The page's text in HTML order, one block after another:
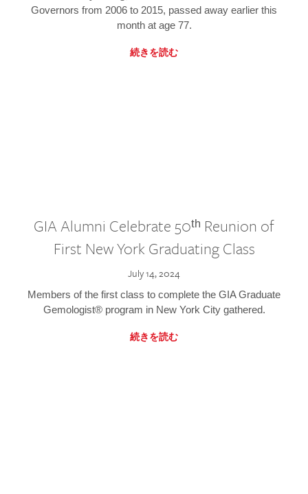
Governors from 2006 to 2015, passed away earlier this
month at age 77.
続きを読む
GIA Alumni Celebrate 50ᵗʰ Reunion of
First New York Graduating Class
July 14, 2024
Members of the first class to complete the GIA Graduate
Gemologist® program in New York City gathered.
続きを読む